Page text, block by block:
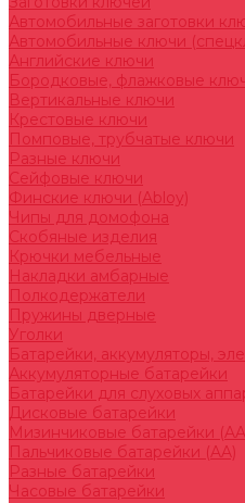
Автомобильные заготовки
Автомобильные ключи
Английские ключи
Бородковые, флажковые
Вертикальные ключи
Крестовые ключи
Помповые, трубчатые ключи
Разные ключи
Сейфовые ключи
Финские ключи (Abloy)
Чипы для домофона
Скобяные изделия
Крючки мебельные
Накладки амбарные
Полкодержатели
Пружины дверные
Уголки
Батарейки, аккумуляторы,
Аккумуляторные батарейки
Батарейки для слуховых
Дисковые батарейки
Мизинчиковые батарейки
Пальчиковые батарейки (AA)
Разные батарейки
Часовые батарейки